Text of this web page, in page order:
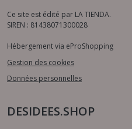
Ce site est édité par LA TIENDA.
SIREN : 81438071300028
Hébergement via eProShopping
Gestion des cookies
Données personnelles
DESIDEES.SHOP